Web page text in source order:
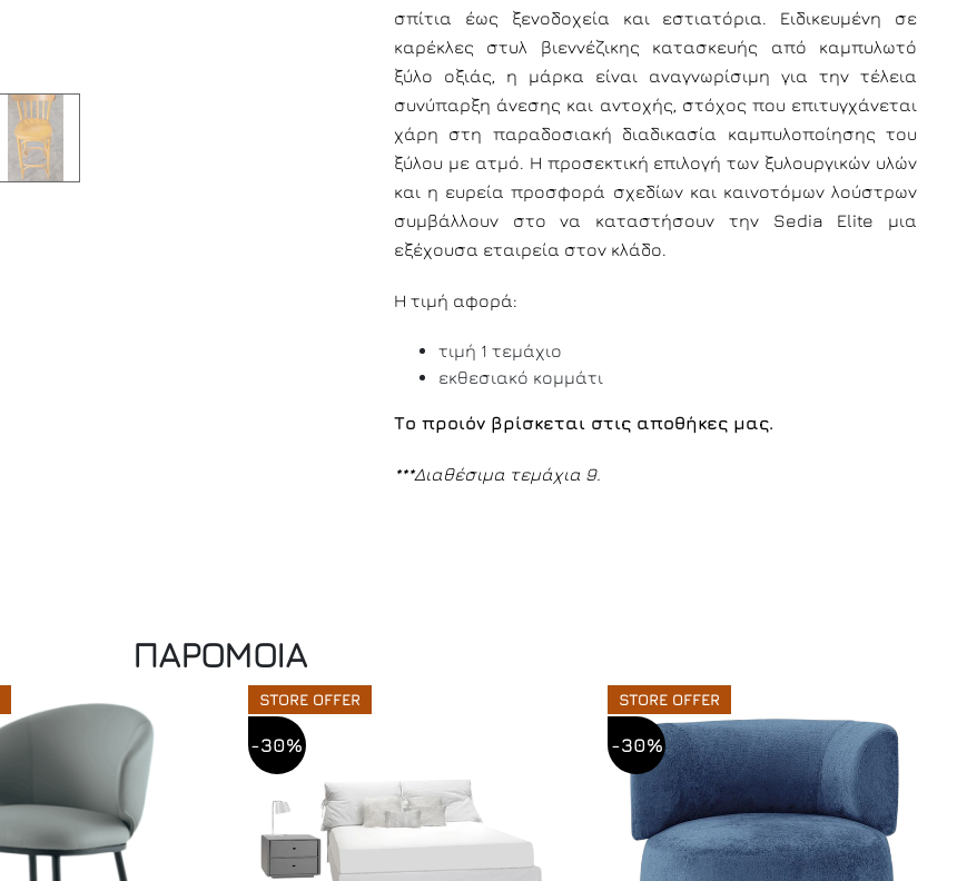
σπίτια έως ξενοδοχεία και εστιατόρια. Ειδικευμένη σε
καρέκλες στυλ βιεννέζικης κατασκευής από καμπυλωτό
ξύλο οξιάς, η μάρκα είναι αναγνωρίσιμη για την τέλεια
συνύπαρξη άνεσης και αντοχής, στόχος που επιτυγχάνεται
χάρη στη παραδοσιακή διαδικασία καμπυλοποίησης του
ξύλου με ατμό. Η προσεκτική επιλογή των ξυλουργικών υλών
και η ευρεία προσφορά σχεδίων και καινοτόμων λούστρων
συμβάλλουν στο να καταστήσουν την Sedia Elite μια
εξέχουσα εταιρεία στον κλάδο.
Η τιμή αφορά:
τιμή 1 τεμάχιο
εκθεσιακό κομμάτι
Το προιόν βρίσκεται στις αποθήκες μας.
***Διαθέσιμα τεμάχια 9.
ΠΑΡΟΜΟΙΑ
STORE OFFER
-30%
STORE OFFER
-30%